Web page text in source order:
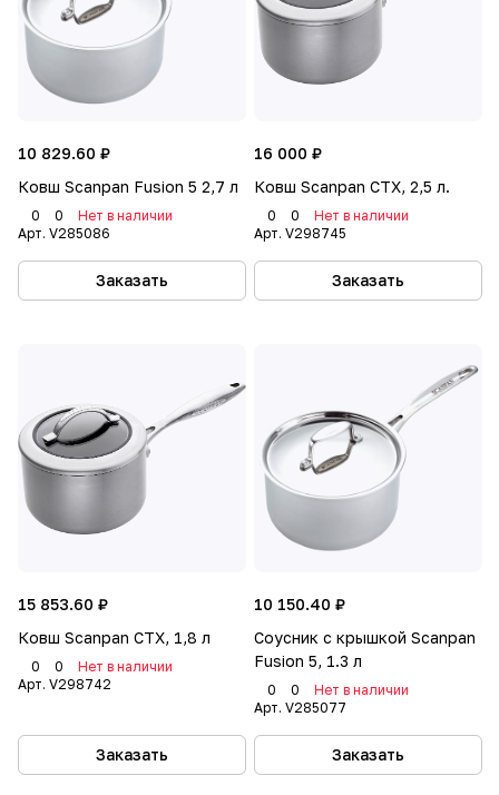
10 829.60 ₽
Ковш Scanpan Fusion 5 2,7 л
0 0
Нет в наличии
Арт. V285086
Заказать
16 000 ₽
Ковш Scanpan CTX, 2,5 л.
0 0
Нет в наличии
Арт. V298745
Заказать
15 853.60 ₽
Ковш Scanpan CTX, 1,8 л
0 0
Нет в наличии
Арт. V298742
Заказать
10 150.40 ₽
Соусник с крышкой Scanpan
Fusion 5, 1.3 л
0 0
Нет в наличии
Арт. V285077
Заказать